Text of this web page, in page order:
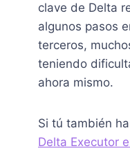
clave de Delta
algunos pasos
terceros,
teniendo
ahora mismo.
Si tú también
Delta Executor